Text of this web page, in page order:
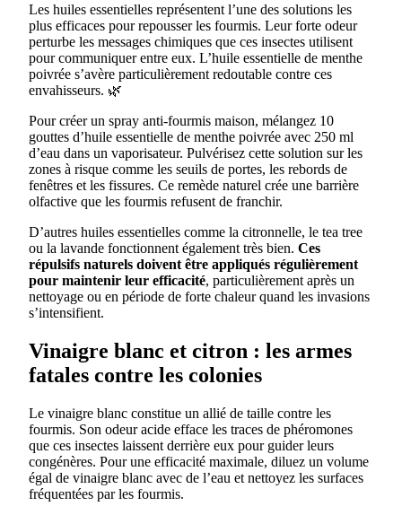
Les huiles essentielles représentent l’une des solutions les
plus efficaces pour repousser les fourmis. Leur forte odeur
perturbe les messages chimiques que ces insectes utilisent
pour communiquer entre eux. L’huile essentielle de menthe
poivrée s’avère particulièrement redoutable contre ces
envahisseurs. 🌿
Pour créer un spray anti-fourmis maison, mélangez 10
gouttes d’huile essentielle de menthe poivrée avec 250 ml
d’eau dans un vaporisateur. Pulvérisez cette solution sur les
zones à risque comme les seuils de portes, les rebords de
fenêtres et les fissures. Ce remède naturel crée une barrière
olfactive que les fourmis refusent de franchir.
D’autres huiles essentielles comme la citronnelle, le tea tree
ou la lavande fonctionnent également très bien. Ces
répulsifs naturels doivent être appliqués régulièrement
pour maintenir leur efficacité, particulièrement après un
nettoyage ou en période de forte chaleur quand les invasions
s’intensifient.
Vinaigre blanc et citron : les armes
fatales contre les colonies
Le vinaigre blanc constitue un allié de taille contre les
fourmis. Son odeur acide efface les traces de phéromones
que ces insectes laissent derrière eux pour guider leurs
congénères. Pour une efficacité maximale, diluez un volume
égal de vinaigre blanc avec de l’eau et nettoyez les surfaces
fréquentées par les fourmis.